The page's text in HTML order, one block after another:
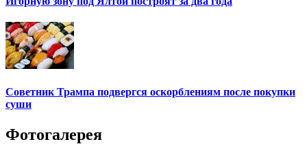
Советник Трампа подвергся оскорблениям после покупки
суши
Фотогалерея